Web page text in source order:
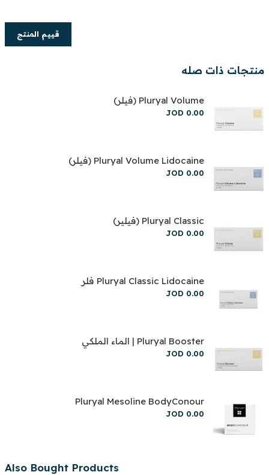
قييم المنتج
منتجات ذات صله
Pluryal Volume (فيلر)
JOD 0.00
Pluryal Volume Lidocaine (فيلر)
JOD 0.00
Pluryal Classic (فيلير)
JOD 0.00
Pluryal Classic Lidocaine فلر
JOD 0.00
Pluryal Booster | الماء الملكي
JOD 0.00
Pluryal Mesoline BodyConour
JOD 0.00
Also Bought Products